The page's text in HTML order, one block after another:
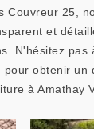
Couvreur 25,
et
N'hésitez pas
obtenir un
à Amathay